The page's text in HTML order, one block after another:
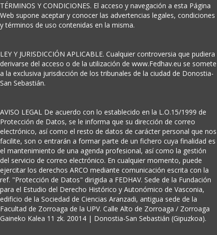
TÉRMINOS Y CONDICIONES. El acceso y navegación a esta Página
Web supone aceptar y conocer las advertencias legales, condiciones
y términos de uso contenidas en la misma.
LEY Y JURISDICCIÓN APLICABLE. Cualquier controversia que pudiera
derivarse del acceso o de la utilización de www.Fedhav.eu se somete
a la exclusiva jurisdicción de los tribunales de la ciudad de Donostia-
San Sebastián.
AVISO LEGAL De acuerdo con lo establecido en la L.O.15/1999 de
Protección de Datos, se le informa que su dirección de correo
electrónico, así como el resto de datos de carácter personal que nos
facilite, son o entrarán a formar parte de un fichero cuya finalidad es
el mantenimiento de una agenda profesional, así como la gestión
del servicio de correo electrónico. En cualquier momento, puede
ejercitar los derechos ARCO mediante comunicación escrita con la
ref. "Protección de Datos" dirigida a FEDHAV. Sede de la Fundación
para el Estudio del Derecho Histórico y Autonómico de Vasconia,
edificio de la Sociedad de Ciencias Aranzadi, antigua sede de la
Facultad de Zorroaga de la UPV. Calle Alto de Zorroaga / Zorroaga
Gaineko Kalea 11 zk. 20014 | Donostia-San Sebastián (Gipuzkoa).